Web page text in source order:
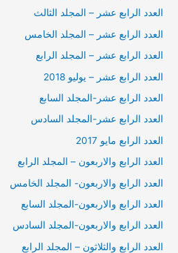
العدد الرابع عشر – المجلد الثالث
العدد الرابع عشر – المجلد الخامس
العدد الرابع عشر – المجلد الرابع
العدد الرابع عشر – يوليو 2018
العدد الرابع عشر-المجلد السابع
العدد الرابع عشر-المجلد السادس
العدد الرابع مايو 2017
العدد الرابع والاربعون – المجلد الرابع
العدد الرابع والاربعون- المجلد الخامس
العدد الرابع والاربعون-المجلد السابع
العدد الرابع والاربعون-المجلد السادس
العدد الرابع والثلاثون – المجلد الرابع